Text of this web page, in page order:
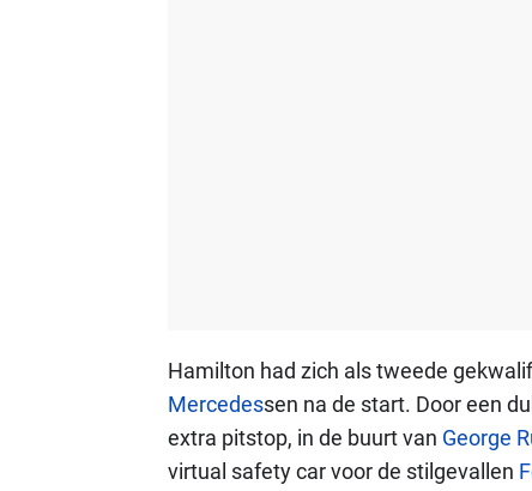
Hamilton had zich als tweede
Mercedessen na de start. Door een
extra pitstop, in de buurt van George
virtual safety car voor de stilgevallen